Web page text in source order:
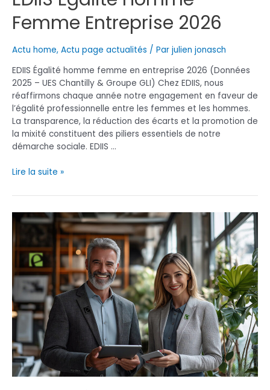
Femme Entreprise 2026
Actu home, Actu page actualités / Par julien jonasch
EDIIS Égalité homme femme en entreprise 2026 (Données
2025 – UES Chantilly & Groupe GLI) Chez EDIIS, nous
réaffirmons chaque année notre engagement en faveur de
l’égalité professionnelle entre les femmes et les hommes.
La transparence, la réduction des écarts et la promotion de
la mixité constituent des piliers essentiels de notre
démarche sociale. EDIIS …
EDIIS
Homme
Femme
Entreprise
2026
Lire la suite »